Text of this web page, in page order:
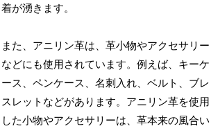
着が湧きます。
また、アニリン革は、革小物やアクセサリー
などにも使用されています。例えば、キーケ
ース、ペンケース、名刺入れ、ベルト、ブレ
スレットなどがあります。アニリン革を使用
した小物やアクセサリーは、革本来の風合い